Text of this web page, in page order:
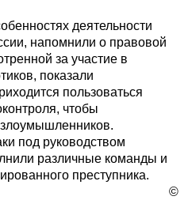
деятельности
напомнили о правовой
за участие в
показали
пользоваться
чтобы
под руководством
различные команды и
преступника.
©